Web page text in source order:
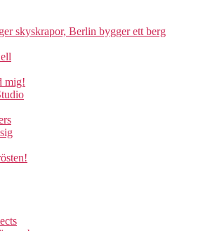
skyskrapor, Berlin bygger ett berg
mig!